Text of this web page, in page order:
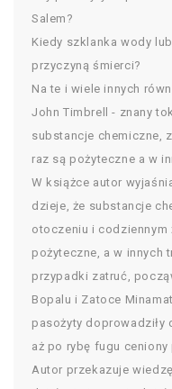
Salem?
Kiedy szklanka wody
przyczyną śmierci?
Na te i wiele innych
John Timbrell - znany
substancje chemiczne,
raz są pożyteczne a w
W książce autor
dzieje, że substancje
otoczeniu i codziennym
pożyteczne, a w innych
przypadki zatruć,
Bopalu i Zatoce
pasożyty doprowadziły
aż po rybę fugu
Autor przekazuje